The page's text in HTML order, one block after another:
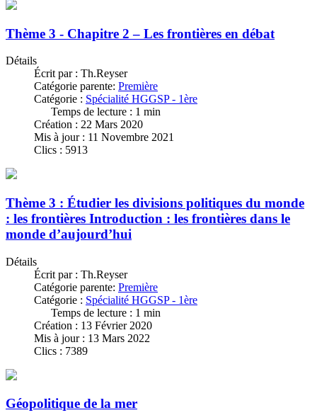
Thème 3 - Chapitre 2 – Les frontières en débat
Détails
Écrit par : Th.Reyser
Catégorie parente: Première
Catégorie : Spécialité HGGSP - 1ère
Temps de lecture : 1 min
Création : 22 Mars 2020
Mis à jour : 11 Novembre 2021
Clics : 5913
Thème 3 : Étudier les divisions politiques du monde
: les frontières Introduction : les frontières dans le
monde d’aujourd’hui
Détails
Écrit par : Th.Reyser
Catégorie parente: Première
Catégorie : Spécialité HGGSP - 1ère
Temps de lecture : 1 min
Création : 13 Février 2020
Mis à jour : 13 Mars 2022
Clics : 7389
Géopolitique de la mer